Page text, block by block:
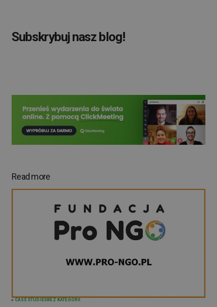
Subskrybuj nasz blog!
Read more
CASE STUDIES BEZ KATEGORII